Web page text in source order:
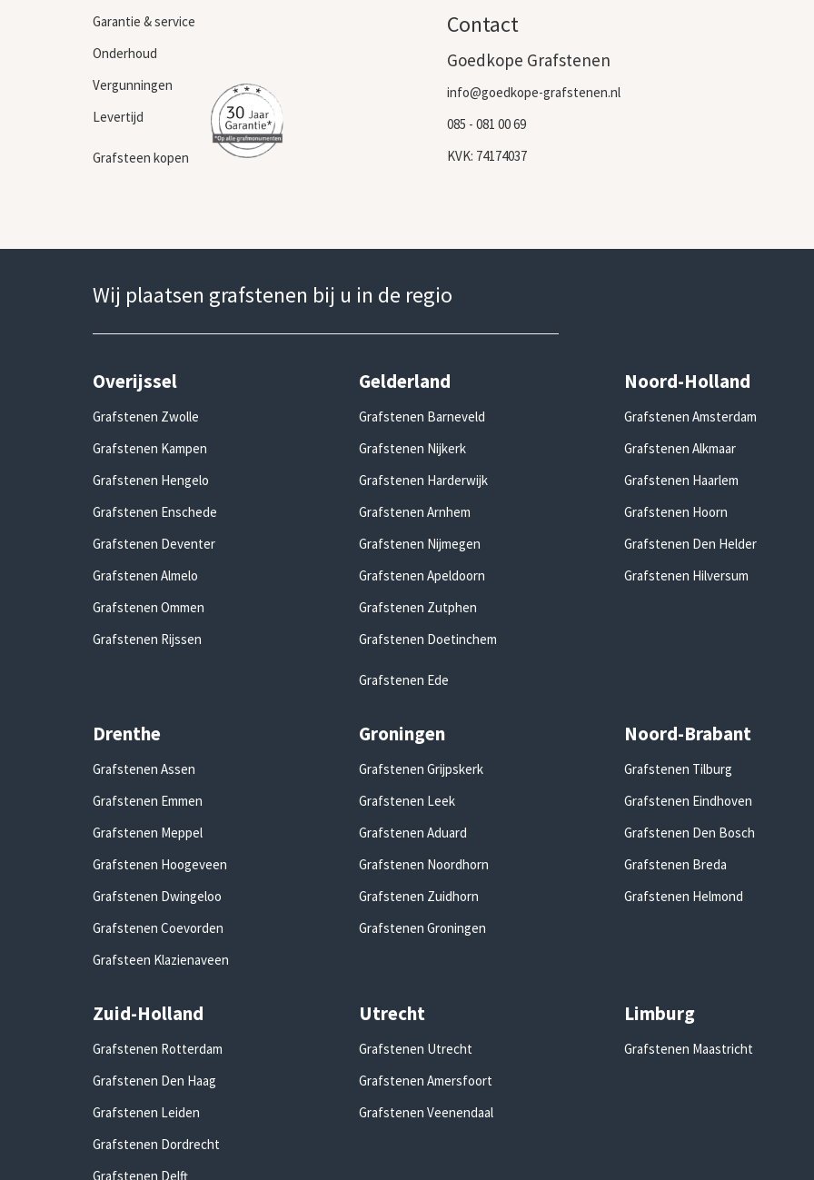
Garantie & service
Onderhoud
Vergunningen
Levertijd
Grafsteen kopen
Contact
Goedkope Grafstenen
info@goedkope-grafstenen.nl
085 - 081 00 69
KVK: 74174037
Wij plaatsen grafstenen bij u in de regio
Overijssel
Grafstenen Zwolle
Grafstenen Kampen
Grafstenen Hengelo
Grafstenen Enschede
Grafstenen Deventer
Grafstenen Almelo
Grafstenen Ommen
Grafstenen Rijssen
Gelderland
Grafstenen Barneveld
Grafstenen Nijkerk
Grafstenen Harderwijk
Grafstenen Arnhem
Grafstenen Nijmegen
Grafstenen Apeldoorn
Grafstenen Zutphen
Grafstenen Doetinchem
Grafstenen Ede
Noord-Holland
Grafstenen Amsterdam
Grafstenen Alkmaar
Grafstenen Haarlem
Grafstenen Hoorn
Grafstenen Den Helder
Grafstenen Hilversum
Drenthe
Grafstenen Assen
Grafstenen Emmen
Grafstenen Meppel
Grafstenen Hoogeveen
Grafstenen Dwingeloo
Grafstenen Coevorden
Grafsteen Klazienaveen
Groningen
Grafstenen Grijpskerk
Grafstenen Leek
Grafstenen Aduard
Grafstenen Noordhorn
Grafstenen Zuidhorn
Grafstenen Groningen
Noord-Brabant
Grafstenen Tilburg
Grafstenen Eindhoven
Grafstenen Den Bosch
Grafstenen Breda
Grafstenen Helmond
Zuid-Holland
Grafstenen Rotterdam
Grafstenen Den Haag
Grafstenen Leiden
Grafstenen Dordrecht
Grafstenen Delft
Utrecht
Grafstenen Utrecht
Grafstenen Amersfoort
Grafstenen Veenendaal
Limburg
Grafstenen Maastricht